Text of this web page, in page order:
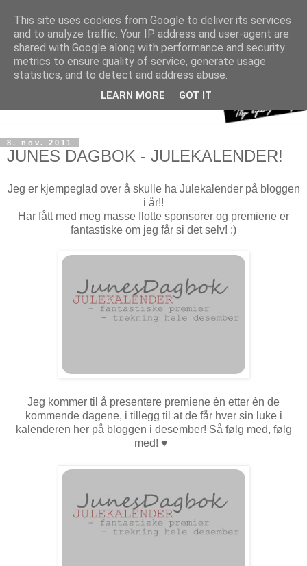
8. nov. 2011
JUNES DAGBOK - JULEKALENDER!
Jeg er kjempeglad over å skulle ha Julekalender på bloggen
i år!!
Har fått med meg masse flotte sponsorer og premiene er
fantastiske om jeg får si det selv! :)
Jeg kommer til å presentere premiene èn etter èn de
kommende dagene, i tillegg til at de får hver sin luke i
kalenderen her på bloggen i desember! Så følg med, følg
med! ♥
This site uses cookies from Google to deliver its services
and to analyze traffic. Your IP address and user-agent are
shared with Google along with performance and security
metrics to ensure quality of service, generate usage
statistics, and to detect and address abuse.
LEARN MORE GOT IT